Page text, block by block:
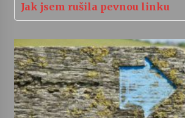
Jak jsem rušila pevnou linku